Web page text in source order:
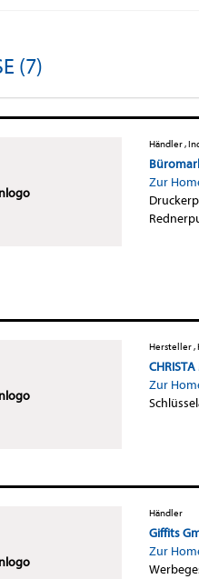
(7)
Händler ,
Zur
Hersteller ,
Zur
Händler
Giffits
Zur